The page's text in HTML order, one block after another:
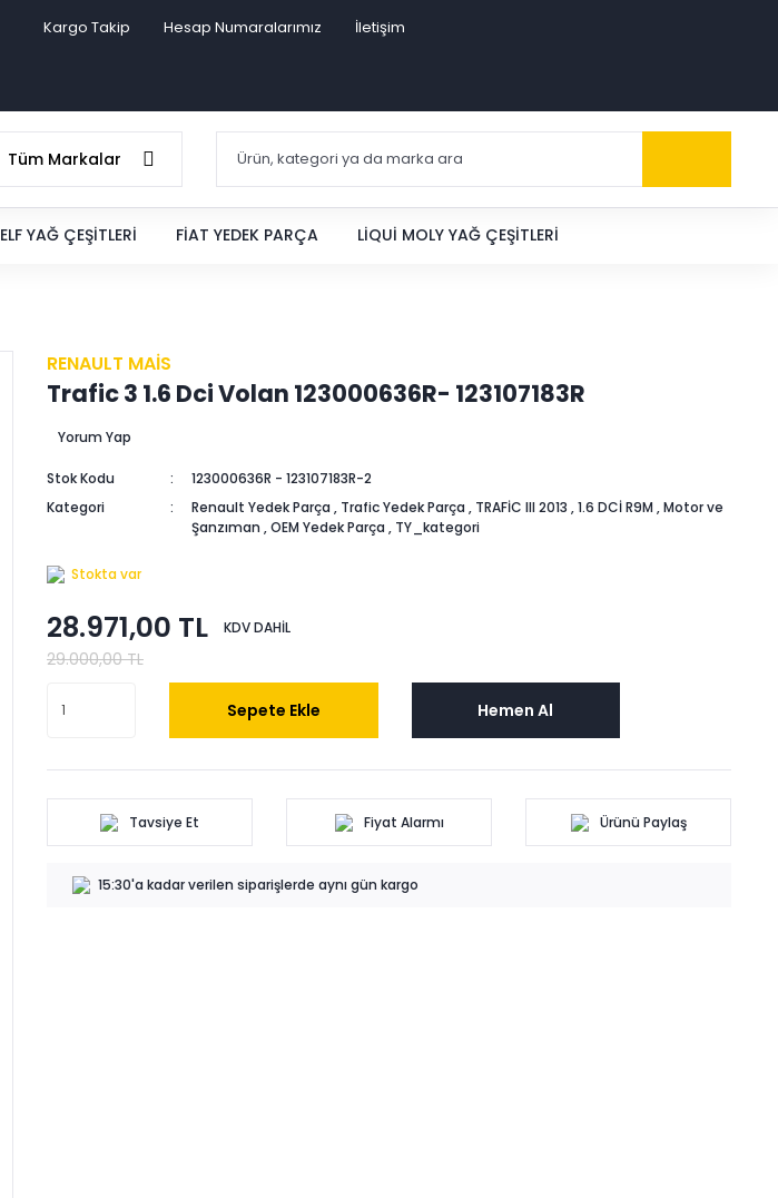
Kargo Takip Hesap Numaralarımız İletişim
Tüm Markalar
ELF YAĞ ÇEŞITLERI FIAT YEDEK PARÇA LIQUI MOLY YAĞ ÇEŞITLERI
RENAULT MAİS
Trafic 3 1.6 Dci Volan 123000636R- 123107183R
Yorum Yap
Stok Kodu
123000636R - 123107183R-2
Kategori
Renault Yedek Parça , Trafic Yedek Parça , TRAFİC III 2013 ,1.6 DCİ R9M ,Motor ve
Şanzıman ,OEM Yedek Parça , TY_kategori
Stokta var
28.971,00 TL KDV DAHİL
29.000,00 TL
Sepete Ekle Hemen Al
Tavsiye Et Fiyat Alarmı Ürünü Paylaş
15:30'a kadar verilen siparişlerde aynı gün kargo